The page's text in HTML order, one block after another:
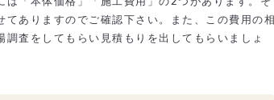
ありますのでご確認下さい。また、この費用の相
査をしてもらい見積もりを出してもらいましょ